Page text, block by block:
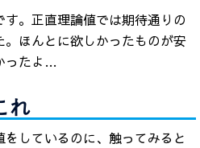
。正直理論値では期待通りの
ほんとに欲しかったものが安
ったよ…
れ
しているのに、触ってみると